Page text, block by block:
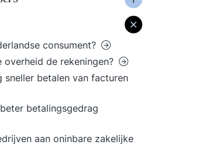
consument?
overheid de rekeningen?
sneller betalen van facturen
betalingsgedrag
aan oninbare zakelijke